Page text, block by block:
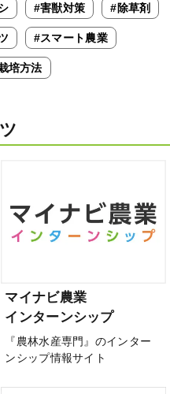
#害獣対策 #除草剤
#スマート農業
培方法
マイナビ農業
インターンシップ
『農林水産専門』のインター
ンシップ情報サイト